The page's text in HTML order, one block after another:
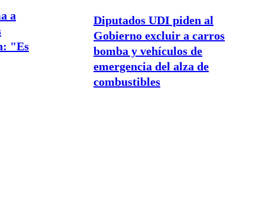
a
"Es
Diputados UDI piden al
Gobierno excluir a carros
bomba y vehículos de
emergencia del alza de
combustibles